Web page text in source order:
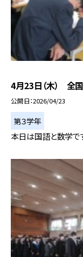
4月23日（木） 全
公開日 2026/04/23
第３学年
本日は国語と数学で